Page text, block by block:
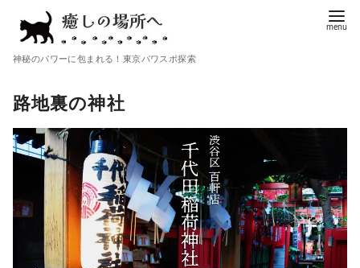
神秘のパワーに包まれる！東京パワスポ探索
路地裏の神社